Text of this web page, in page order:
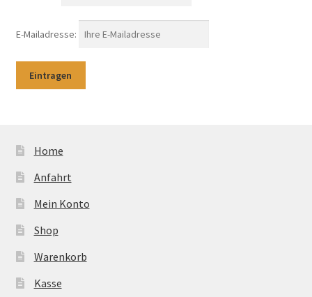
E-Mailadresse:
Home
Anfahrt
Mein Konto
Shop
Warenkorb
Kasse